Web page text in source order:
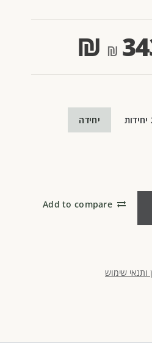
₪
יחידה
Add to compare
ותנאי שימוש